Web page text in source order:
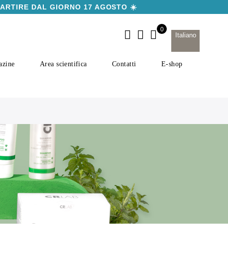
DAL GIORNO 17 AGOSTO ☀️
Italiano
Area scientifica Contatti E-shop